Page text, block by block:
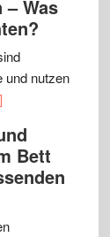
– Was
und nutzen
Bett